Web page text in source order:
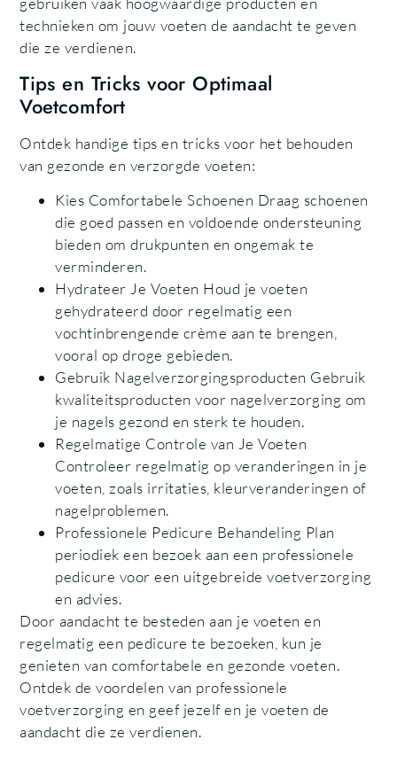
technieken om jouw voeten de aandacht te geven
die ze verdienen.
Tips en Tricks voor Optimaal
Voetcomfort
Ontdek handige tips en tricks voor het behouden
van gezonde en verzorgde voeten:
Kies Comfortabele Schoenen Draag schoenen
die goed passen en voldoende ondersteuning
bieden om drukpunten en ongemak te
verminderen.
Hydrateer Je Voeten Houd je voeten
gehydrateerd door regelmatig een
vochtinbrengende crème aan te brengen,
vooral op droge gebieden.
Gebruik Nagelverzorgingsproducten Gebruik
kwaliteitsproducten voor nagelverzorging om
je nagels gezond en sterk te houden.
Regelmatige Controle van Je Voeten
Controleer regelmatig op veranderingen in je
voeten, zoals irritaties, kleurveranderingen of
nagelproblemen.
Professionele Pedicure Behandeling Plan
periodiek een bezoek aan een professionele
pedicure voor een uitgebreide voetverzorging
en advies.
Door aandacht te besteden aan je voeten en
regelmatig een pedicure te bezoeken, kun je
genieten van comfortabele en gezonde voeten.
Ontdek de voordelen van professionele
voetverzorging en geef jezelf en je voeten de
aandacht die ze verdienen.